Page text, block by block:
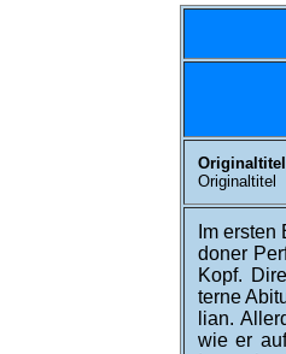
Originaltitel
Im
doner
Kopf.
terne
lian.
wie er